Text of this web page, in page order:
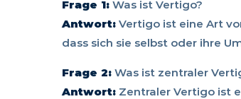
Frage 1: Was ist Vertigo?
Antwort: Vertigo ist eine Art
dass sich sie selbst oder ihre
Frage 2: Was ist zentraler
Antwort: Zentraler Vertigo ist